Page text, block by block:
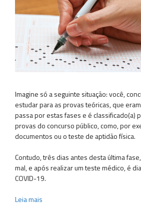
Imagine só a seguinte situação: você,
estudar para as provas teóricas, que
passa por estas fases e é classificado(a)
provas do concurso público, como, por
documentos ou o teste de aptidão física.
Contudo, três dias antes desta última
mal, e após realizar um teste médico, é
COVID-19.
Leia mais